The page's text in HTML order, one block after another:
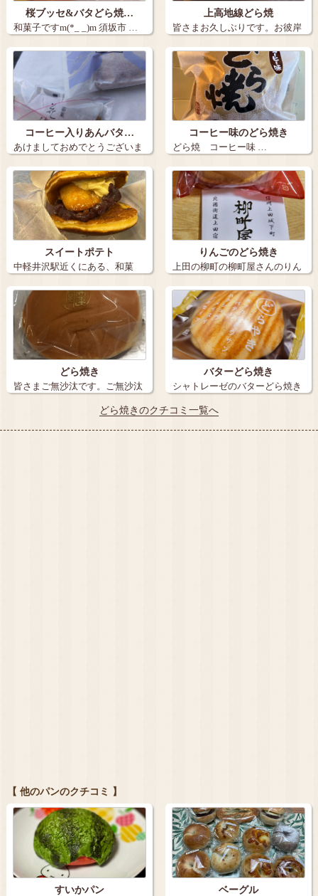
桜ブッセ&バタどら焼…
和菓子ですm(*_ _)m 須坂市 …
上高地線どら焼
皆さまお久しぶりです。お彼岸
も終わりまし…
コーヒー入りあんバタ…
あけましておめでとうございま
す。 今年…
コーヒー味のどら焼き
どら焼 コーヒー味 …
スイートポテト
中軽井沢駅近くにある、和菓
子 和のどら焼…
りんごのどら焼き
上田の柳町の柳町屋さんのりん
ごのどら焼き…
どら焼き
皆さまご無沙汰です。ご無沙汰
バターどら焼き
シャトレーゼのバターどら焼き
が とても…
どら焼きのクチコミ一覧へ
【 他のパンのクチコミ 】
すいかパン ベーグル